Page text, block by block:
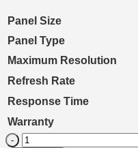
Panel Size
Panel Type
Maximum Resolution
Refresh Rate
Response Time
Warranty
จำนวน